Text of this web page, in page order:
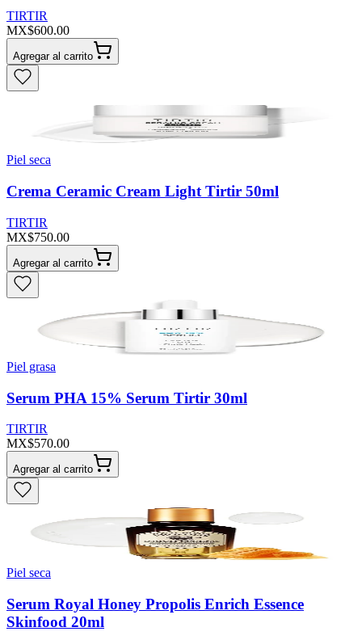
TIRTIR
MX$600.00
Agregar al carrito
Piel seca
Crema Ceramic Cream Light Tirtir 50ml
TIRTIR
MX$750.00
Agregar al carrito
Piel grasa
Serum PHA 15% Serum Tirtir 30ml
TIRTIR
MX$570.00
Agregar al carrito
Piel seca
Serum Royal Honey Propolis Enrich Essence
Skinfood 20ml